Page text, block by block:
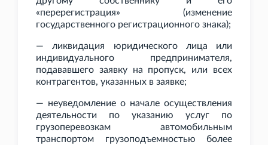
«перерегистрация» (изменение
государственного регистрационного знака);
— ликвидация юридического лица или
индивидуального предпринимателя,
подававшего заявку на пропуск, или всех
контрагентов, указанных в заявке;
— неуведомление о начале осуществления
деятельности по указанию услуг по
грузоперевозкам автомобильным
транспортом грузоподъемностью более